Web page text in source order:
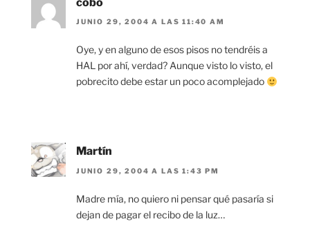
JUNIO 29, 2004 A LAS 11:40 AM
Oye, y en alguno de esos pisos no tendréis a
HAL por ahí, verdad? Aunque visto lo visto, el
pobrecito debe estar un poco acomplejado
Martín
JUNIO 29, 2004 A LAS 1:43 PM
Madre mía, no quiero ni pensar qué pasaría si
dejan de pagar el recibo de la luz…